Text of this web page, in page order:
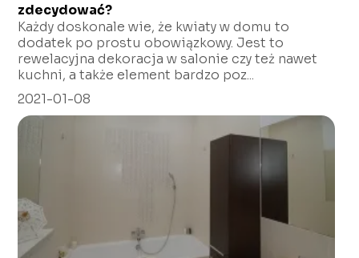
zdecydować?
Każdy doskonale wie, że kwiaty w domu to
dodatek po prostu obowiązkowy. Jest to
rewelacyjna dekoracja w salonie czy też nawet
kuchni, a także element bardzo poz...
2021-01-08